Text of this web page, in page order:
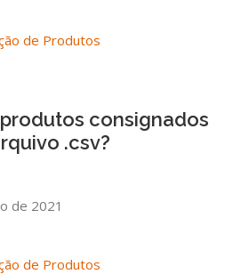
de Produtos
consignados
.csv?
de 2021
de Produtos